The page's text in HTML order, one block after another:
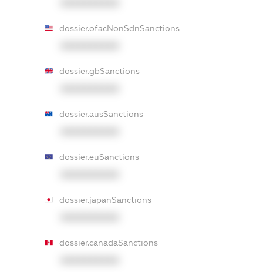
dossier.ofacNonSdnSanctions
dossier.gbSanctions
dossier.ausSanctions
dossier.euSanctions
dossier.japanSanctions
dossier.canadaSanctions